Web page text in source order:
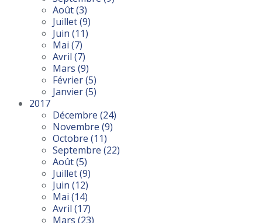
Août(3)
Juillet(9)
Juin (11)
Mai (7)
Avril (7)
Mars (9)
Février(5)
Janvier(5)
2017
Décembre (24)
Novembre (9)
Octobre (11)
Septembre (22)
Août(5)
Juillet(9)
Juin (12)
Mai (14)
Avril (17)
Mars (23)